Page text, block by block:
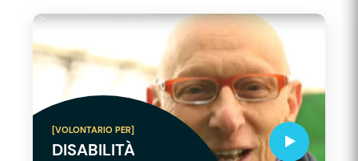
[VOLONTARIO PER]
DISABILITÀ